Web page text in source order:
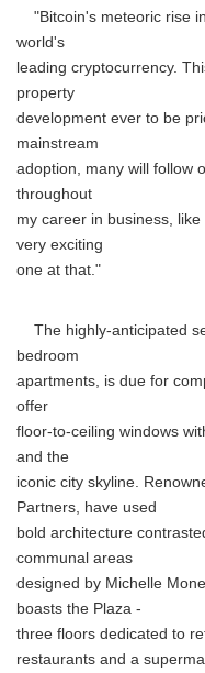
"Bitcoin's meteoric rise
world's
leading cryptocurrency.
property
development ever to be
mainstream
adoption, many will follow
throughout
my career in business,
very exciting
one at that."
The highly-anticipated
bedroom
apartments, is due for
offer
floor-to-ceiling windows
and the
iconic city skyline.
Partners, have used
bold architecture
communal areas
designed by Michelle
boasts the Plaza -
three floors dedicated to
restaurants and a